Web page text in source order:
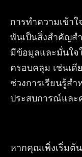
การทำความเข้า
พันเป็นสิ่งสำคัญส
มีข้อมูลและมั่นใจ
ครอบคลุม เช่นเดี
ช่วงการเรียนรู้ส
ประสบการณ์และ
หากคุณเพิ่งเริ่มต้